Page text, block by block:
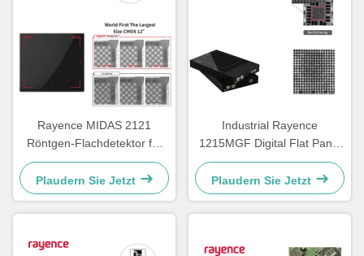
Rayence MIDAS 2121
Röntgen-Flachdetektor für
CT-Industrieinspektion
Plaudern Sie Jetzt
Industrial Rayence
1215MGF Digital Flat Panel
Detector For In Line X Ray
Imaging
Plaudern Sie Jetzt